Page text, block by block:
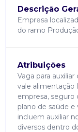
Descrição
Empresa
do ramo
Atribuições
Vaga para
vale alimentação
empresa, seguro
plano de saúde e
incluem auxiliar
diversos dentro